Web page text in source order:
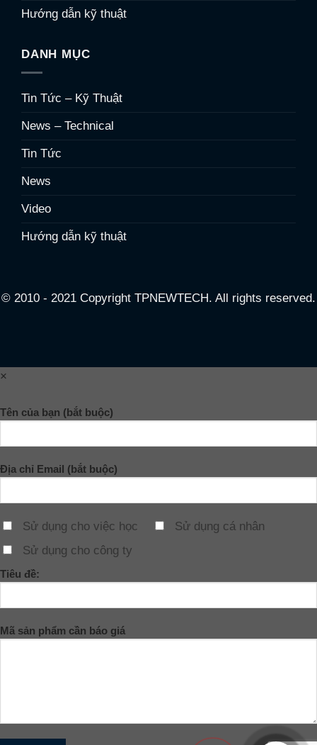
Hướng dẫn kỹ thuật
DANH MỤC
Tin Tức – Kỹ Thuật
News – Technical
Tin Tức
News
Video
Hướng dẫn kỹ thuật
© 2010 - 2021 Copyright TPNEWTECH. All rights reserved.
×
Tên của bạn (bắt buộc)
Địa chỉ Email (bắt buộc)
Sử dụng cho việc học
Sử dụng cá nhân
Sử dụng cho công ty
Tiêu đề:
Mã sản phẩm cần báo giá